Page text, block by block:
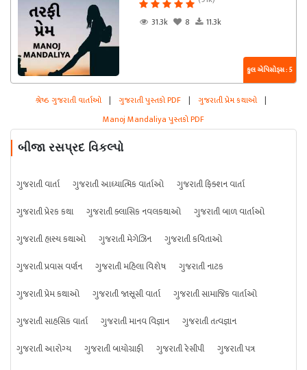
31.3k
8 11.3k
કુલ એપિસોડ્સ : 5
શ્રેષ્ઠ ગુજરાતી વાર્તાઓ | ગુજરાતી પુસ્તકો PDF | ગુજરાતી પ્રેમ કથાઓ |
Manoj Mandaliya પુસ્તકો PDF
બીજા રસપ્રદ વિકલ્પો
ગુજરાતી વાર્તા ગુજરાતી આધ્યાત્મિક વાર્તાઓ
ગુજરાતી ફિક્શન વાર્તા
ગુજરાતી પ્રેરક કથા
ગુજરાતી ક્લાસિક નવલકથાઓ
ગુજરાતી બાળ વાર્તાઓ
ગુજરાતી હાસ્ય કથાઓ
ગુજરાતી મેગેઝિન
ગુજરાતી કવિતાઓ
ગુજરાતી પ્રવાસ વર્ણન
ગુજરાતી મહિલા વિશેષ
ગુજરાતી નાટક
ગુજરાતી પ્રેમ કથાઓ
ગુજરાતી જાસૂસી વાર્તા
ગુજરાતી સામાજિક વાર્તાઓ
ગુજરાતી સાહસિક વાર્તા
ગુજરાતી માનવ વિજ્ઞાન
ગુજરાતી તત્વજ્ઞાન
ગુજરાતી આરોગ્ય
ગુજરાતી બાયોગ્રાફી ગુજરાતી રેસીપી
ગુજરાતી પત્ર